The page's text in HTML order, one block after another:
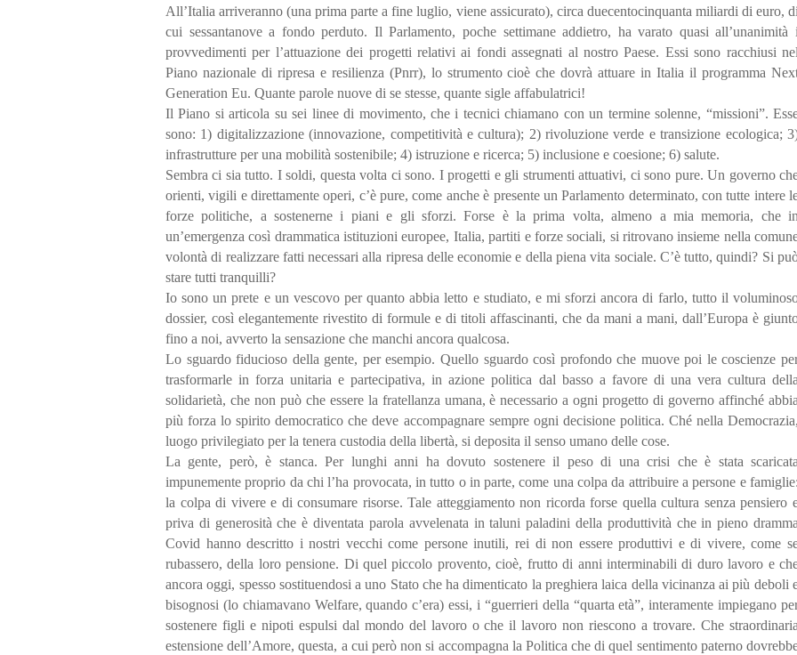
All’Italia arriveranno (una prima parte a fine luglio, viene assicurato), circa duecentocinquanta miliardi di euro, di
cui sessantanove a fondo perduto. Il Parlamento, poche settimane addietro, ha varato quasi all’unanimità i
provvedimenti per l’attuazione dei progetti relativi ai fondi assegnati al nostro Paese. Essi sono racchiusi nel
Piano nazionale di ripresa e resilienza (Pnrr), lo strumento cioè che dovrà attuare in Italia il programma
Generation Eu. Quante parole nuove di se stesse, quante sigle affabulatrici!
Il Piano si articola su sei linee di movimento, che i tecnici chiamano con un termine solenne, “missioni”.
sono: 1) digitalizzazione (innovazione, competitività e cultura); 2) rivoluzione verde e transizione ecologica;
infrastrutture per una mobilità sostenibile; 4) istruzione e ricerca; 5) inclusione e coesione; 6) salute.
Sembra ci sia tutto. I soldi, questa volta ci sono. I progetti e gli strumenti attuativi, ci sono pure. Un governo
orienti, vigili e direttamente operi, c’è pure, come anche è presente un Parlamento determinato, con tutte intere
forze politiche, a sostenerne i piani e gli sforzi. Forse è la prima volta, almeno a mia memoria, che in
un’emergenza così drammatica istituzioni europee, Italia, partiti e forze sociali, si ritrovano insieme nella
volontà di realizzare fatti necessari alla ripresa delle economie e della piena vita sociale. C’è tutto, quindi? Si
stare tutti tranquilli?
Io sono un prete e un vescovo per quanto abbia letto e studiato, e mi sforzi ancora di farlo, tutto il
dossier, così elegantemente rivestito di formule e di titoli affascinanti, che da mani a mani, dall’Europa è
fino a noi, avverto la sensazione che manchi ancora qualcosa.
Lo sguardo fiducioso della gente, per esempio. Quello sguardo così profondo che muove poi le coscienze
trasformarle in forza unitaria e partecipativa, in azione politica dal basso a favore di una vera cultura della
solidarietà, che non può che essere la fratellanza umana, è necessario a ogni progetto di governo affinché abbia
più forza lo spirito democratico che deve accompagnare sempre ogni decisione politica. Ché nella Democrazia,
luogo privilegiato per la tenera custodia della libertà, si deposita il senso umano delle cose.
La gente, però, è stanca. Per lunghi anni ha dovuto sostenere il peso di una crisi che è stata scaricata
impunemente proprio da chi l’ha provocata, in tutto o in parte, come una colpa da attribuire a persone e famiglie:
la colpa di vivere e di consumare risorse. Tale atteggiamento non ricorda forse quella cultura senza pensiero
priva di generosità che è diventata parola avvelenata in taluni paladini della produttività che in pieno dramma
Covid hanno descritto i nostri vecchi come persone inutili, rei di non essere produttivi e di vivere, come
rubassero, della loro pensione. Di quel piccolo provento, cioè, frutto di anni interminabili di duro lavoro e
ancora oggi, spesso sostituendosi a uno Stato che ha dimenticato la preghiera laica della vicinanza ai più deboli
bisognosi (lo chiamavano Welfare, quando c’era) essi, i “guerrieri della “quarta età”, interamente impiegano
sostenere figli e nipoti espulsi dal mondo del lavoro o che il lavoro non riescono a trovare. Che straordinaria
estensione dell’Amore, questa, a cui però non si accompagna la Politica che di quel sentimento paterno